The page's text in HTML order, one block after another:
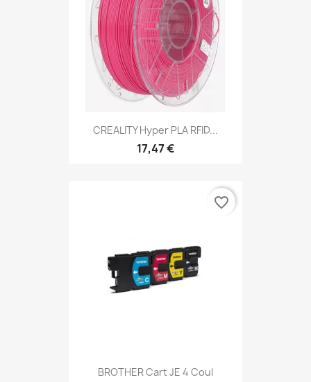
CREALITY Hyper PLA RFID...
17,47 €
BROTHER Cart JE 4 Coul
favorite_border